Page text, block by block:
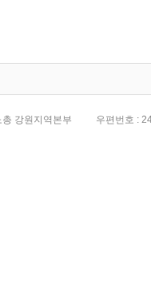
총 강원지역본부 우편번호 :